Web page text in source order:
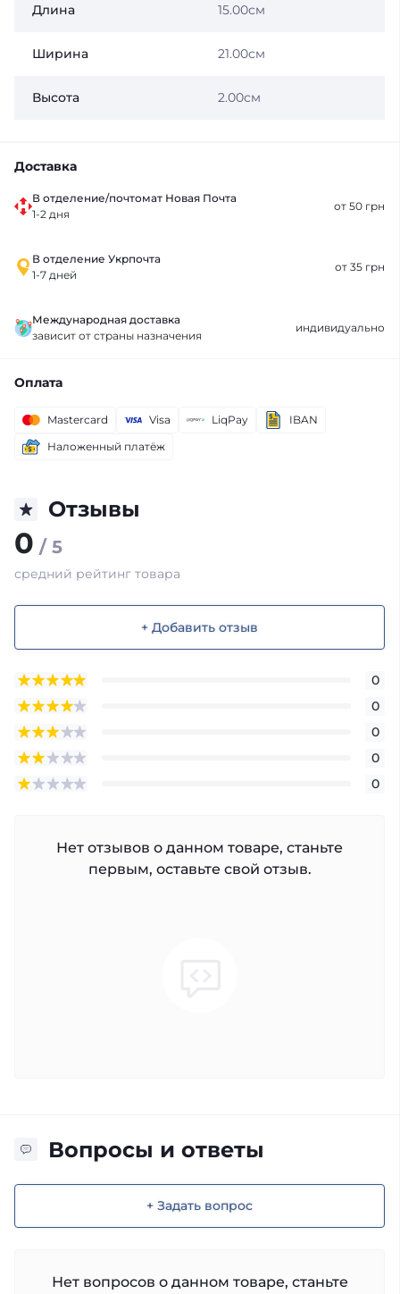
Длина 15.00см
Ширина 21.00см
Высота 2.00см
Доставка
В отделение/почтомат Новая Почта
1-2 дня
от 50 грн
В отделение Укрпочта
1-7 дней
от 35 грн
Международная доставка
зависит от страны назначения
индивидуально
Оплата
Mastercard Visa LiqPay
IBAN
Наложенный платёж
Отзывы
0 / 5
средний рейтинг товара
+ Добавить отзыв
0
0
0
0
0
Нет отзывов о данном товаре, станьте
первым, оставьте свой отзыв.
Вопросы и ответы
+ Задать вопрос
Нет вопросов о данном товаре, станьте